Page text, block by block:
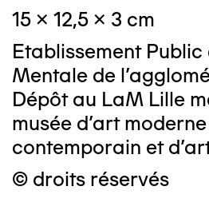
15 x 12,5 x 3 cm
Etablissement Public
Mentale de
Dépôt au LaM Lille
musée d’art
contemporain et
© droits réservés